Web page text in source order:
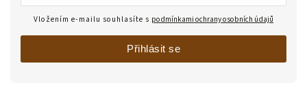
Vložením e-mailu souhlasíte s podmínkami ochrany osobních údajů
Přihlásit se